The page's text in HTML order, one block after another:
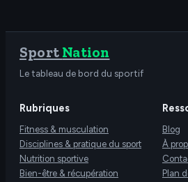
Sport Nation
Le tableau de bord du sportif
Rubriques
Fitness & musculation
Disciplines & pratique du sport
Nutrition sportive
Bien-être & récupération
Blog
À
Plan